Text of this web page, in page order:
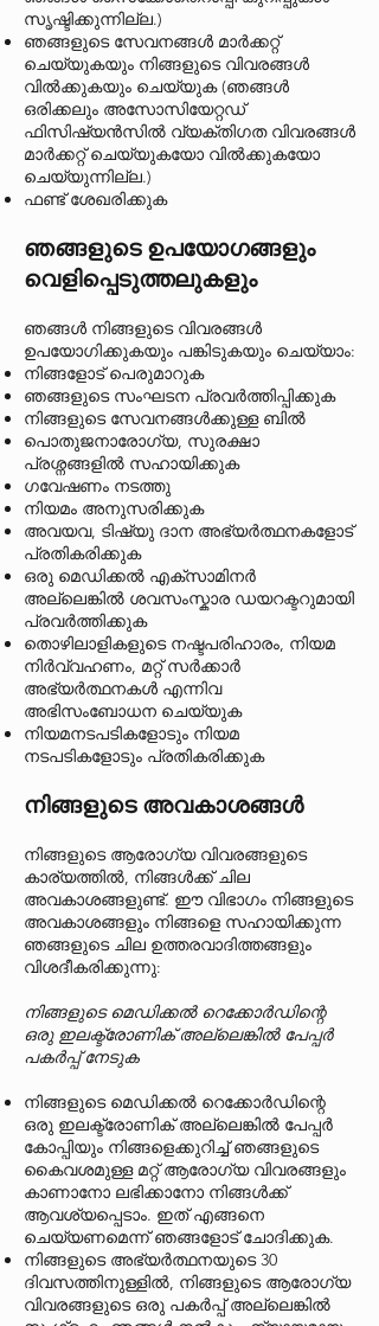
സൃഷ്ടിക്കുന്നില്ല.)
ഞങ്ങളുടെ സേവനങ്ങൾ മാർക്കറ്റ്
ചെയ്യുകയും നിങ്ങളുടെ വിവരങ്ങൾ
വിൽക്കുകയും ചെയ്യുക (ഞങ്ങൾ
ഒരിക്കലും അസോസിയേറ്റഡ്
ഫിസിഷ്യൻസിൽ വ്യക്തിഗത വിവരങ്ങൾ
മാർക്കറ്റ് ചെയ്യുകയോ വിൽക്കുകയോ
ചെയ്യുന്നില്ല.)
ഫണ്ട് ശേഖരിക്കുക
ഞങ്ങളുടെ ഉപയോഗങ്ങളും
വെളിപ്പെടുത്തലുകളും
ഞങ്ങൾ നിങ്ങളുടെ വിവരങ്ങൾ
ഉപയോഗിക്കുകയും പങ്കിടുകയും ചെയ്യാം:
നിങ്ങളോട് പെരുമാറുക
ഞങ്ങളുടെ സംഘടന പ്രവർത്തിപ്പിക്കുക
നിങ്ങളുടെ സേവനങ്ങൾക്കുള്ള ബിൽ
പൊതുജനാരോഗ്യ, സുരക്ഷാ
പ്രശ്നങ്ങളിൽ സഹായിക്കുക
ഗവേഷണം നടത്തു
നിയമം അനുസരിക്കുക
അവയവ, ടിഷ്യു ദാന അഭ്യർത്ഥനകളോട്
പ്രതികരിക്കുക
ഒരു മെഡിക്കൽ എക്സാമിനർ
അല്ലെങ്കിൽ ശവസംസ്കാര ഡയറക്ടറുമായി
പ്രവർത്തിക്കുക
തൊഴിലാളികളുടെ നഷ്ടപരിഹാരം, നിയമ
നിർവ്വഹണം, മറ്റ് സർക്കാർ
അഭ്യർത്ഥനകൾ എന്നിവ
അഭിസംബോധന ചെയ്യുക
നിയമനടപടികളോടും നിയമ
നടപടികളോടും പ്രതികരിക്കുക
നിങ്ങളുടെ അവകാശങ്ങൾ
നിങ്ങളുടെ ആരോഗ്യ വിവരങ്ങളുടെ
കാര്യത്തിൽ, നിങ്ങൾക്ക് ചില
അവകാശങ്ങളുണ്ട്. ഈ വിഭാഗം നിങ്ങളുടെ
അവകാശങ്ങളും നിങ്ങളെ സഹായിക്കുന്ന
ഞങ്ങളുടെ ചില ഉത്തരവാദിത്തങ്ങളും
വിശദീകരിക്കുന്നു:
നിങ്ങളുടെ മെഡിക്കൽ റെക്കോർഡിന്റെ
ഒരു ഇലക്ട്രോണിക് അല്ലെങ്കിൽ പേപ്പർ
പകർപ്പ് നേടുക
നിങ്ങളുടെ മെഡിക്കൽ റെക്കോർഡിന്റെ
ഒരു ഇലക്ട്രോണിക് അല്ലെങ്കിൽ പേപ്പർ
കോപ്പിയും നിങ്ങളെക്കുറിച്ച് ഞങ്ങളുടെ
കൈവശമുള്ള മറ്റ് ആരോഗ്യ വിവരങ്ങളും
കാണാനോ ലഭിക്കാനോ നിങ്ങൾക്ക്
ആവശ്യപ്പെടാം. ഇത് എങ്ങനെ
ചെയ്യണമെന്ന് ഞങ്ങളോട് ചോദിക്കുക.
നിങ്ങളുടെ അഭ്യർത്ഥനയുടെ 30
ദിവസത്തിനുള്ളിൽ, നിങ്ങളുടെ ആരോഗ്യ
വിവരങ്ങളുടെ ഒരു പകർപ്പ് അല്ലെങ്കിൽ